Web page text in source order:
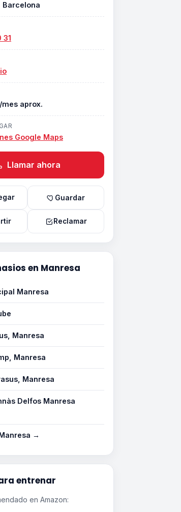
Barcelona
31
aprox.
Google Maps
Llamar ahora
Guardar
Reclamar
en Manresa
Manresa
Manresa
Manresa
Manresa
Delfos Manresa
→
entrenar
en Amazon: